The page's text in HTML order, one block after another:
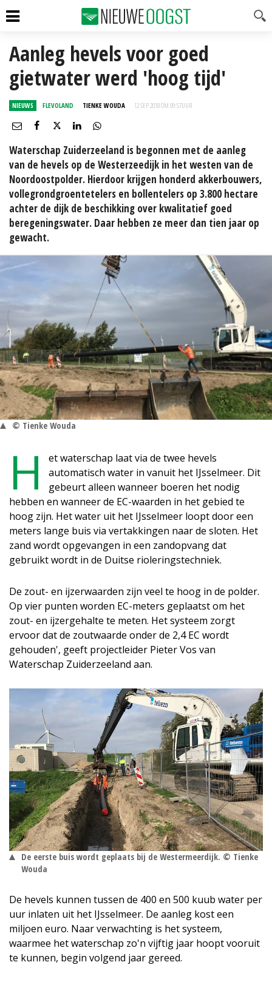
Aanleg hevels voor goed
gietwater werd 'hoog tijd'
NIEUWS FLEVOLAND TIENKE WOUDA 12 SEP 2018 OM 09:57UUR
Waterschap Zuiderzeeland is begonnen met de aanleg
van de hevels op de Westerzeedijk in het westen van de
Noordoostpolder. Hierdoor krijgen honderd akkerbouwers,
vollegrondgroentetelers en bollentelers op 3.800 hectare
achter de dijk de beschikking over kwalitatief goed
beregeningswater. Daar hebben ze meer dan tien jaar op
gewacht.
© Tienke Wouda
H
et waterschap laat via de twee hevels
automatisch water in vanuit het IJsselmeer. Dit
gebeurt alleen wanneer boeren het nodig
hebben en wanneer de EC-waarden in het gebied te
hoog zijn. Het water uit het IJsselmeer loopt door een
meters lange buis via vertakkingen naar de sloten. Het
zand wordt opgevangen in een zandopvang dat
gebruikt wordt in de Duitse rioleringstechniek.
De zout- en ijzerwaarden zijn veel te hoog in de polder.
Op vier punten worden EC-meters geplaatst om het
zout- en ijzergehalte te meten. Het systeem zorgt
ervoor dat de zoutwaarde onder de 2,4 EC wordt
gehouden', geeft projectleider Pieter Vos van
Waterschap Zuiderzeeland aan.
De eerste buis wordt geplaats bij de Westermeerdijk. © Tienke
Wouda
De hevels kunnen tussen de 400 en 500 kuub water per
uur inlaten uit het IJsselmeer. De aanleg kost een
miljoen euro. Naar verwachting is het systeem,
waarmee het waterschap zo'n vijftig jaar hoopt vooruit
te kunnen, begin volgend jaar gereed.